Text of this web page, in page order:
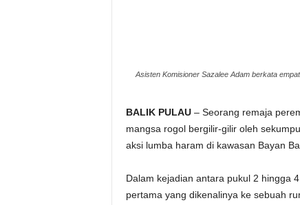
Asisten Komisioner Sazalee Adam berkata
BALIK PULAU– Seorang remaja
mangsa rogol bergilir-gilir oleh
aksi lumba haram di kawasan Bayan
Dalam kejadian antara pukul 2 hingga
pertama yang dikenalinya ke sebuah